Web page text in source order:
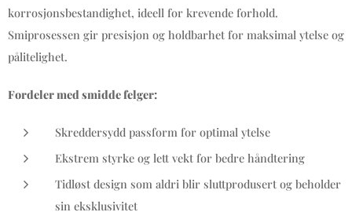
korrosjonsbestandighet, ideell for krevende forhold.
Smiprosessen gir presisjon og holdbarhet for maksimal ytelse og
pålitelighet.
Fordeler med smidde felger:
Skreddersydd passform for optimal ytelse
Ekstrem styrke og lett vekt for bedre håndtering
Tidløst design som aldri blir sluttprodusert og beholder
sin eksklusivitet